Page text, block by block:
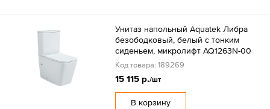
Унитаз напольный Aquatek Либра
безободковый, белый с тонким
сиденьем, микролифт AQ1263N-00
Код товара: 189269
15 115 р./шт
В корзину